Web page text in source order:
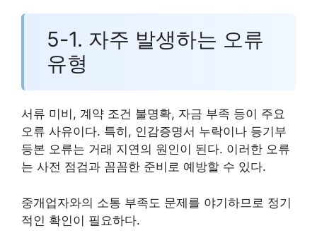
5-1. 자주 발생하는 오류
유형
서류 미비, 계약 조건 불명확, 자금 부족 등이 주요
오류 사유이다. 특히, 인감증명서 누락이나 등기부
등본 오류는 거래 지연의 원인이 된다. 이러한 오류
는 사전 점검과 꼼꼼한 준비로 예방할 수 있다.
중개업자와의 소통 부족도 문제를 야기하므로 정기
적인 확인이 필요하다.